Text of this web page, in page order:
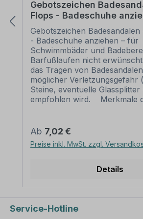
Gebotszeichen
Flops - Badeschuhe
Gebotszeichen
- Badeschuhe anziehen – für
Schwimmbäder und
Barfußlaufen nicht
das Tragen von
möglicher Verletzungsgefahr
Steine, eventuelle Glassplitter
empfohlen wird. Merkmale
Ausführung: Grundfarbe blau,
und Rand weiß Norm:
Zeichen Material:
allen Materialien erhältlich): Ø
Erkennungsweite bis 8 m Ø
Erkennungsweite bis 12 m Ø
Erkennungsweite bis 16 m Ø
Regulärer Preis:
Ab 7,02 €
Preise inkl. MwSt. zzgl.
Details
Service-Hotline